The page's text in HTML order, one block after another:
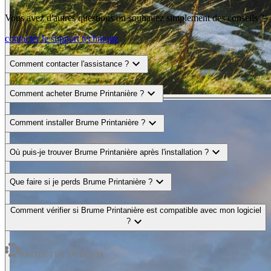
Vous avez d'autres questions ou souhaitez simplement des conseils ?
contacter le support technique
Comment contacter l'assistance ? expand_more
Comment acheter Brume Printanière ? expand_more
Comment installer Brume Printanière ? expand_more
Où puis-je trouver Brume Printanière après l'installation ? expand_more
Que faire si je perds Brume Printanière ? expand_more
Comment vérifier si Brume Printanière est compatible avec mon logiciel
?expand_more
PRODUITS SKYLUM